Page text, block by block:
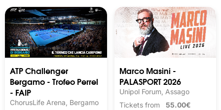
ATP Challenger
Bergamo - Trofeo Perrel
- FAIP
ChorusLife Arena, Bergamo
Marco Masini -
PALASPORT 2026
Unipol Forum, Assago
Tickets from 55.00€